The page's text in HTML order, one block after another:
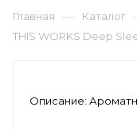
Главная — Каталог
THIS WORKS Deep
Описание: